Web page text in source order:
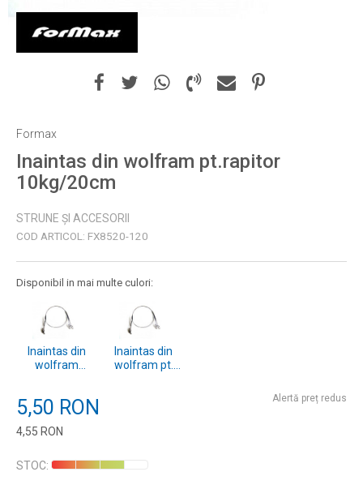
Formax
Inaintas din wolfram pt.rapitor
10kg/20cm
STRUNE ȘI ACCESORII
COD ARTICOL: FX8520-120
Disponibil in mai multe culori:
Inaintas din
wolfram
Inaintas din
wolfram pt.
5,50 RON
4,55 RON
Alertă preț redus
STOC: